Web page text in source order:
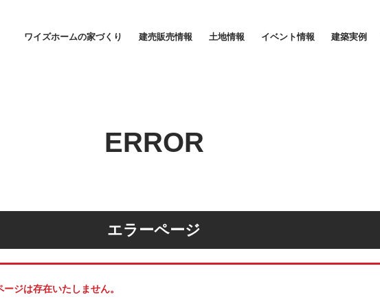
ワイズホームの家づくり 建売販売情報 土地情報 イベント情報 建築実例
ERROR
エラーページ
は存在いたしません。